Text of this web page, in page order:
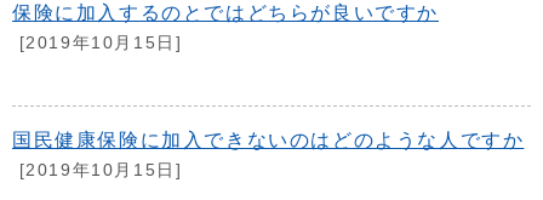
保険に加入するのとではどちらが良いですか
[2019年10月15日]
国民健康保険に加入できないのはどのような人ですか
[2019年10月15日]